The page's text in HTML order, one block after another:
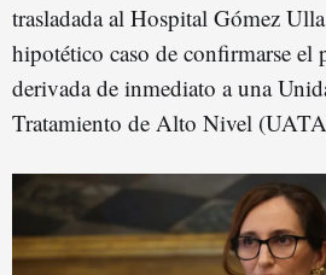
trasladada al Hospital Gómez
hipotético caso de confirmarse el
derivada de inmediato a una
Tratamiento de Alto Nivel